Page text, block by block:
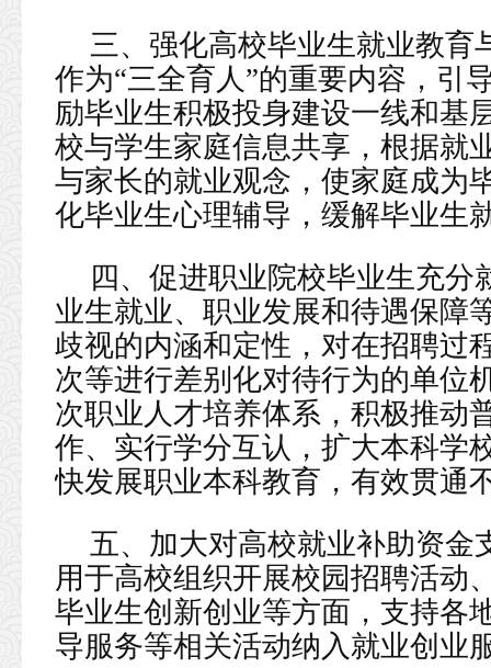
三、强化高校毕业生就业教育
作为“三全育人”的重要内容，引
励毕业生积极投身建设一线和基
校与学生家庭信息共享，根据就
与家长的就业观念，使家庭成为
化毕业生心理辅导，缓解毕业生
四、促进职业院校毕业生充
业生就业、职业发展和待遇保障
歧视的内涵和定性，对在招聘过
次等进行差别化对待行为的单位
次职业人才培养体系，积极推动
作、实行学分互认，扩大本科学
快发展职业本科教育，有效贯通
五、加大对高校就业补助资金
用于高校组织开展校园招聘活动
毕业生创新创业等方面，支持各
导服务等相关活动纳入就业创业